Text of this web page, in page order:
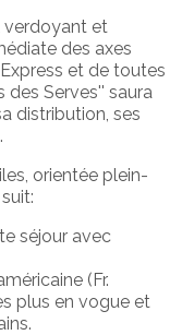
verdoyant et
des axes
et de toutes
Serves'' saura
distribution, ses
orientée plein-
séjour avec
(Fr.
plus en vogue et